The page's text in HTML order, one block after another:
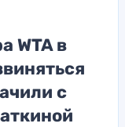
WTA в
с